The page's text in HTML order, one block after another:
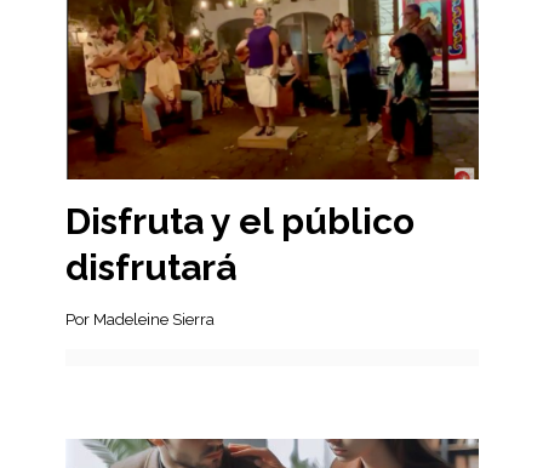
Disfruta y el público
disfrutará
Por Madeleine Sierra